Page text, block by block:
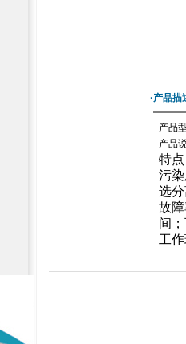
·产品描
产品
产品
特
污
选
故
间
工